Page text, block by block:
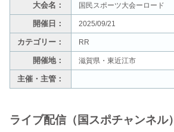
大会名： 国民スポーツ大会ーロード
開催日： 2025/09/21
カテゴリー： RR
開催地： 滋賀県・東近江市
主催・主管：
ライブ配信（国スポチャンネル）